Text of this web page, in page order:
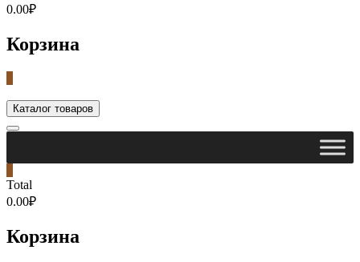
0.00₽
Корзина
Каталог товаров
Total
0.00₽
Корзина